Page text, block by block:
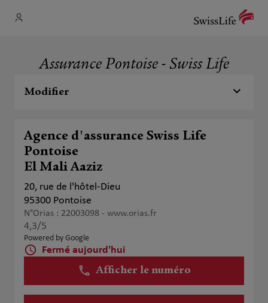
Assurance Pontoise - Swiss Life
Modifier
Agence d'assurance Swiss Life
Pontoise
El Mali Aaziz
20, rue de l'hôtel-Dieu
95300 Pontoise
N°Orias : 22003098 - www.orias.fr
4,3/5
Powered by Google
Fermé aujourd'hui
Afficher le numéro